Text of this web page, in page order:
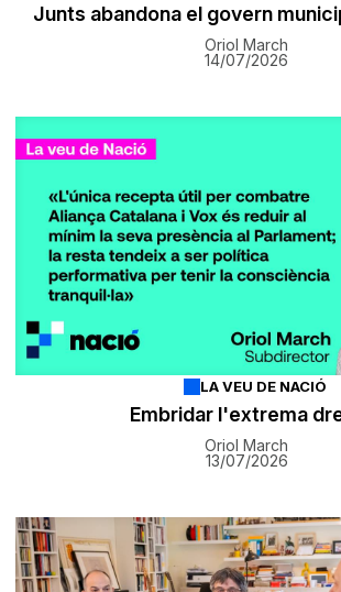
Junts abandona el govern
Oriol March
14/07/2026
LA VEU DE NACIÓ
Embridar l'extrema
Oriol March
13/07/2026